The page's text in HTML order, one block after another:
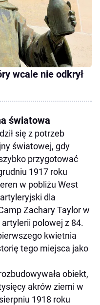
wcale nie odkrył
światowa
się z potrzeb
światowej, gdy
przygotować
1917 roku
w pobliżu West
dla
Zachary Taylor w
polowej z 84.
kwietnia
tego miejsca jako
obiekt,
akrów ziemi w
1918 roku